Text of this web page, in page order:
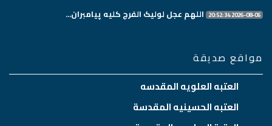
2026-08-06 20:52:34 اللهم عجل لولیک الفرج کلیه پیامبران...
مواقع صديقة
العتبه العلويه المقدسه
العتبه الحسينيه المقدسة